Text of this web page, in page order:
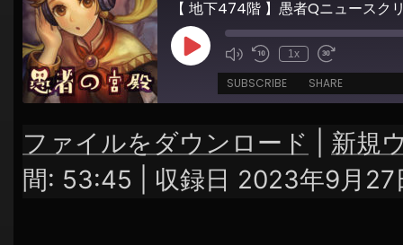
Play
Episode
1x
SUBSCRIBE SHARE
RSS FEED
SHARE
LINK
ファイルをダウンロード
新規
間: 53:45
収録日 2023年9月27